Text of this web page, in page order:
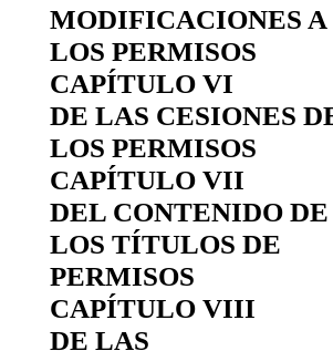
MODIFICACIONES A
LOS PERMISOS
CAPÍTULO VI
DE LAS CESIONES
LOS PERMISOS
CAPÍTULO VII
DEL CONTENIDO DE
LOS TÍTULOS DE
PERMISOS
CAPÍTULO VIII
DE LAS